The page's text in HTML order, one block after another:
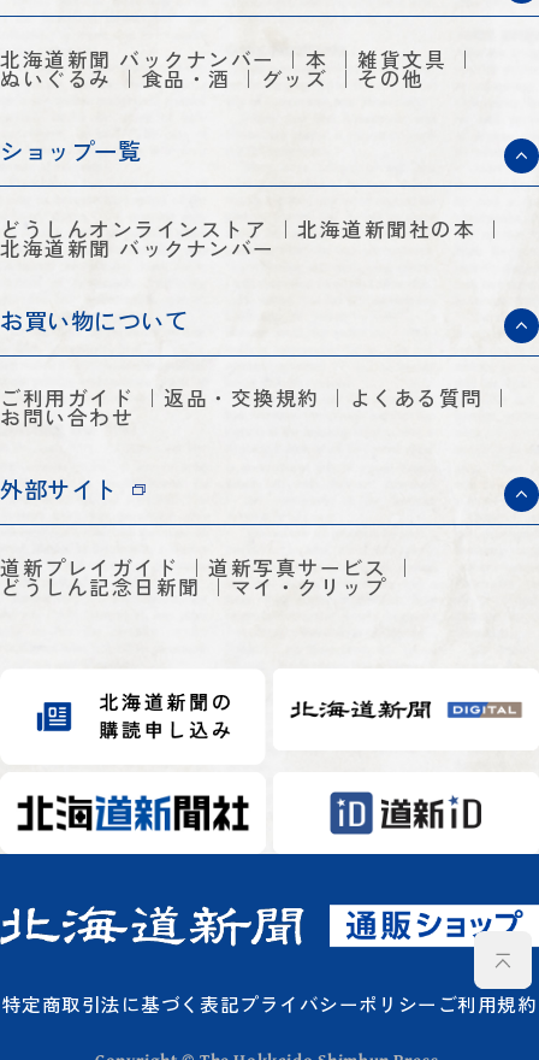
北海道新聞 バックナンバー 本 雑貨文具
ぬいぐるみ 食品・酒 グッズ その他
ショップ一覧
どうしんオンラインストア 北海道新聞社の本
北海道新聞 バックナンバー
お買い物について
ご利用ガイド 返品・交換規約 よくある質問
お問い合わせ
外部サイト
道新プレイガイド 道新写真サービス
どうしん記念日新聞 マイ・クリップ
特定商取引法に基づく表記プライバシーポリシー ご利用規約